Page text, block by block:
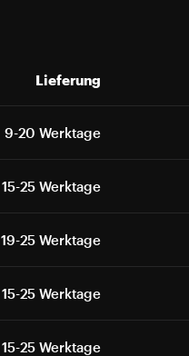
Lieferung
9-20 Werktage
15-25 Werktage
19-25 Werktage
15-25 Werktage
15-25 Werktage